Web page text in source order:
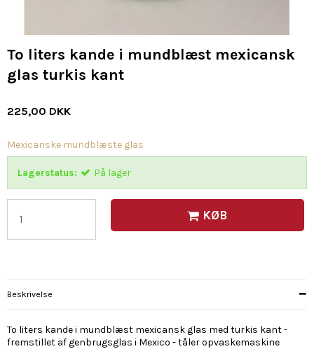
To liters kande i mundblæst mexicansk
glas turkis kant
225,00 DKK
Mexicanske mundblæste glas
Lagerstatus: På lager
KØB
Beskrivelse
To liters kande i mundblæst mexicansk glas med turkis kant -
fremstillet af genbrugsglas i Mexico - tåler opvaskemaskine